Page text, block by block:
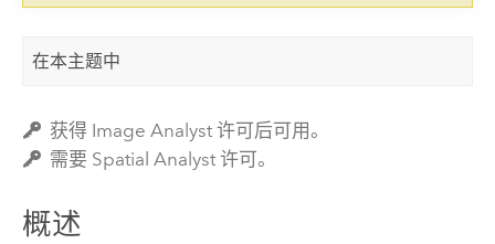
在本主题中
获得 Image Analyst 许可后可用。
需要 Spatial Analyst 许可。
概述